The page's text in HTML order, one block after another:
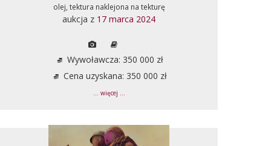
olej, tektura naklejona na tekturę
aukcja z 17 marca 2024
Wywoławcza: 350 000 zł
Cena uzyskana: 350 000 zł
... więcej ...